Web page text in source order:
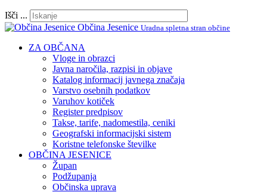
Išči ...
Občina Jesenice Uradna spletna stran občine
ZA OBČANA
Vloge in obrazci
Javna naročila, razpisi in objave
Katalog informacij javnega značaja
Varstvo osebnih podatkov
Varuhov kotiček
Register predpisov
Takse, tarife, nadomestila, ceniki
Geografski informacijski sistem
Koristne telefonske številke
OBČINA JESENICE
Župan
Podžupanja
Občinska uprava